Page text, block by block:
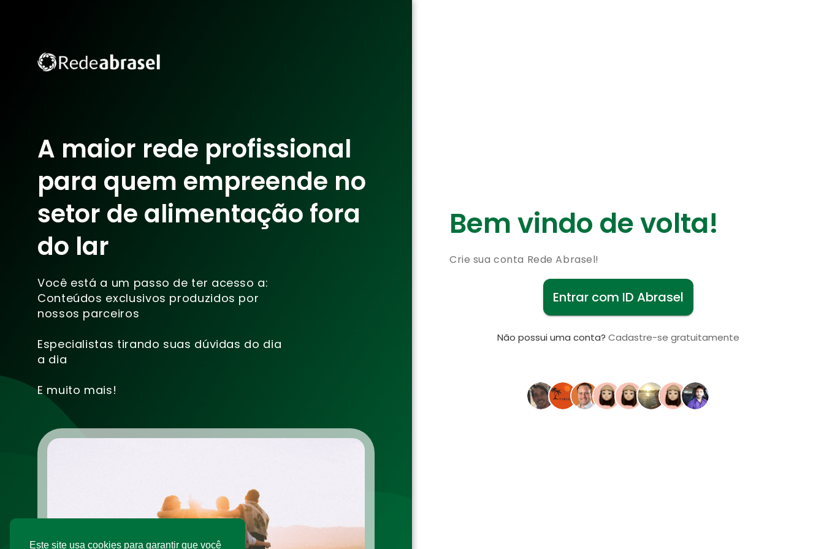
Este site usa cookies para garantir que você
A maior rede profissional
para quem empreende no
setor de alimentação fora
do lar
Você está a um passo de ter acesso a:
Conteúdos exclusivos produzidos por
nossos parceiros
Especialistas tirando suas dúvidas do dia
a dia
E muito mais!
Bem vindo de volta!
Crie sua conta Rede Abrasel!
Entrar com ID Abrasel
Não possui uma conta? Cadastre-se gratuitamente